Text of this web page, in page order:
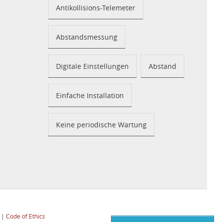
Antikollisions-Telemeter
Abstandsmessung
Digitale Einstellungen Abstand
Einfache Installation
Keine periodische Wartung
| Code of Ethics